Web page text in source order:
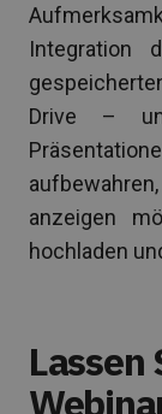
Integration
Drive –
anzeigen
hochladen
Lassen